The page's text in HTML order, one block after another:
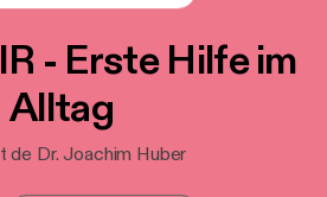
- Erste Hilfe im
Alltag
de Dr. Joachim Huber